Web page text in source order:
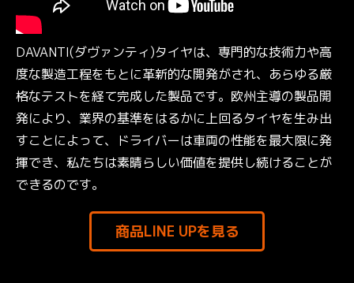
DAVANTI(ダヴァンティ)タイヤは、専門的な技術力や高
度な製造工程をもとに革新的な開発がされ、あらゆる厳
格なテストを経て完成した製品です。欧州主導の製品開
発により、業界の基準をはるかに上回るタイヤを生み出
すことによって、ドライバーは車両の性能を最大限に発
揮でき、私たちは素晴らしい価値を提供し続けることが
できるのです。
商品LINE UPを見る